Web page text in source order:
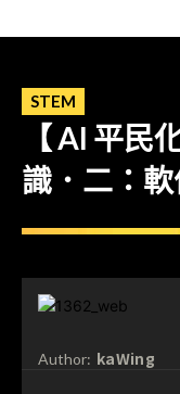
STEM
【 AI 平民
識．二：
Author: kaWing